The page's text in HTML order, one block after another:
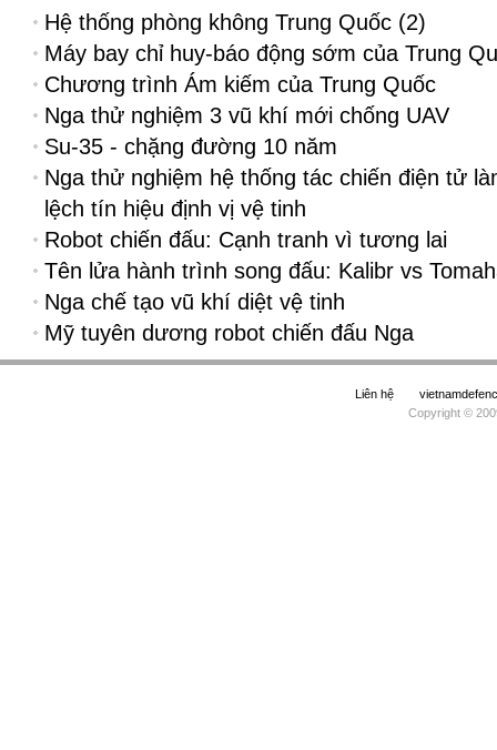
Hệ thống phòng không Trung Quốc (2)
Máy bay chỉ huy-báo động sớm của Trung
Chương trình Ám kiếm của Trung Quốc
Nga thử nghiệm 3 vũ khí mới chống UAV
Su-35 - chặng đường 10 năm
Nga thử nghiệm hệ thống tác chiến điện tử
lệch tín hiệu định vị vệ tinh
Robot chiến đấu: Cạnh tranh vì tương lai
Tên lửa hành trình song đấu: Kalibr vs
Nga chế tạo vũ khí diệt vệ tinh
Mỹ tuyên dương robot chiến đấu Nga
Liên hệ
Copyright ©